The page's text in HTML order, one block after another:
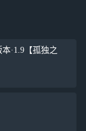
·1.9【孤独之